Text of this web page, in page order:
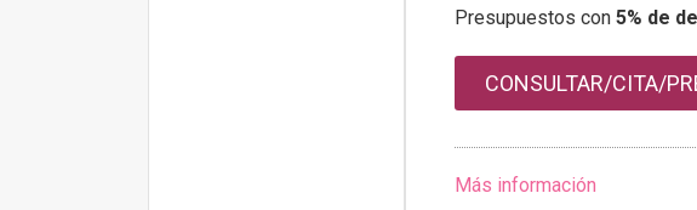
Presupuestos con 5% de
CONSULTAR/CITA/
Más información